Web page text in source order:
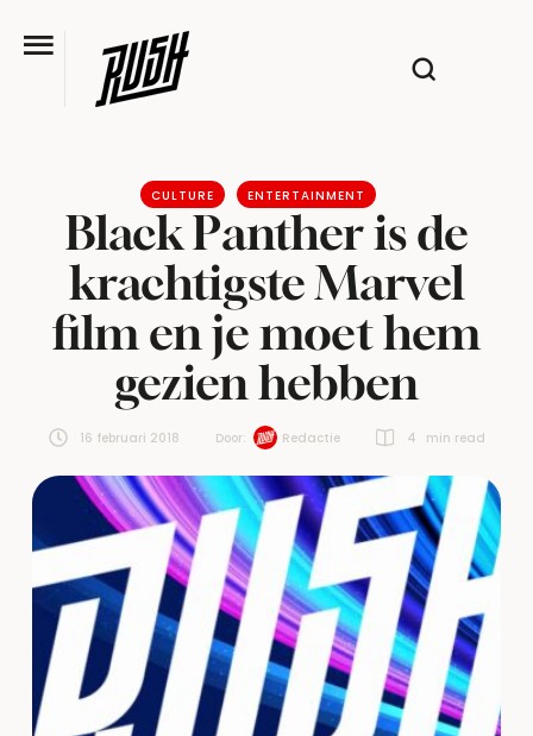
CULTURE ENTERTAINMENT
Black Panther is de
krachtigste Marvel
film en je moet hem
gezien hebben
16 februari 2018 Door: Redactie 4 min read